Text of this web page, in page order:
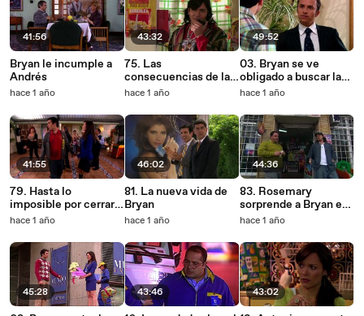
41:56
Bryan le incumple a
Andrés
hace 1 año
41:55
79. Hasta lo
imposible por cerrar
contrato con Redex
hace 1 año
45:28
43:32
75. Las
consecuencias de las
acciones de Bryan
hace 1 año
46:02
81. La nueva vida de
Bryan
hace 1 año
43:46
49:52
03. Bryan se ve
obligado a buscar la
ayuda de Andrés
hace 1 año
44:36
83. Rosemary
sorprende a Bryan en
una situación
hace 1 año
43:02